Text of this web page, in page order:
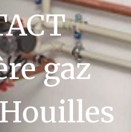
gaz